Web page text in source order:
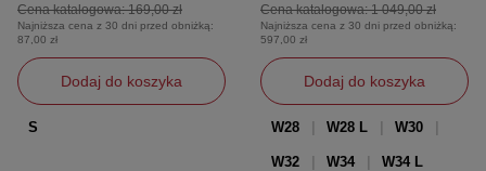
Cena katalogowa:169,00 zł
Najniższa cena z 30 dni przed obniżką:
87,00 zł
Dodaj do koszyka
S
Cena katalogowa:1 049,00 zł
Najniższa cena z 30 dni przed obniżką:
597,00 zł
Dodaj do koszyka
W28 W28 L W30
W32 W34 W34 L